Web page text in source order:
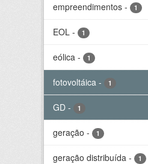
empreendimentos - 1
EOL - 1
eólica - 1
fotovoltáica - 1
GD - 1
geração - 1
geração distribuída - 1